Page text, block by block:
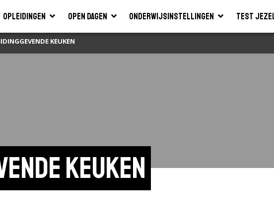
Opleidingen Open dagen Onderwijsinstellingen Test
KEUKEN
keuken